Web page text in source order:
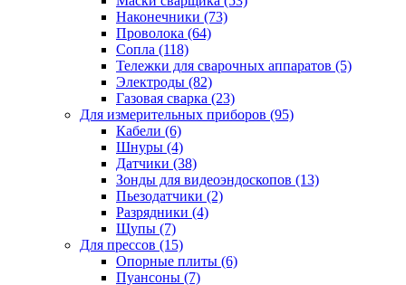
Наконечники (73)
Проволока (64)
Сопла (118)
Тележки для сварочных аппаратов (5)
Электроды (82)
Газовая сварка (23)
Для измерительных приборов (95)
Кабели (6)
Шнуры (4)
Датчики (38)
Зонды для видеоэндоскопов (13)
Пьезодатчики (2)
Разрядники (4)
Щупы (7)
Для прессов (15)
Опорные плиты (6)
Пуансоны (7)